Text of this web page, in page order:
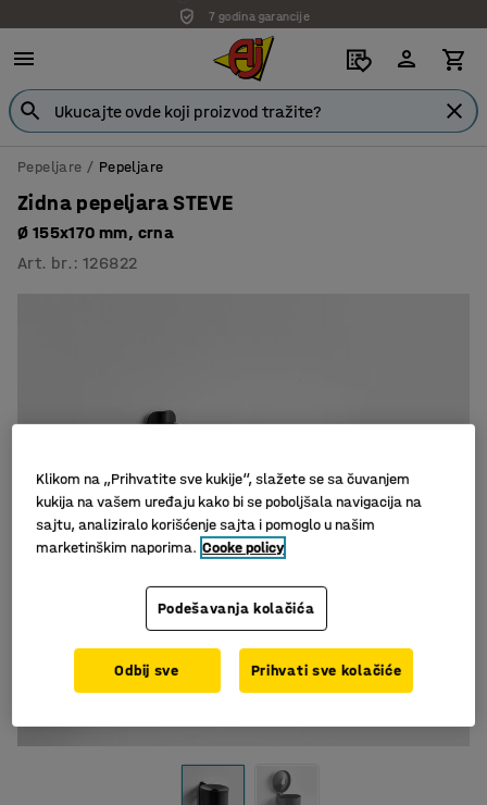
7 godina garancije
Pepeljare Pepeljare
Zidna pepeljara STEVE
Ø 155x170 mm, crna
Art. br. :126822
Klikom na „Prihvatite sve kukije“, slažete se sa čuvanjem
kukija na vašem uređaju kako bi se poboljšala navigacija na
sajtu, analiziralo korišćenje sajta i pomoglo u našim
marketinškim naporima. Cooke policy
Podešavanja kolačića
Odbij sve Prihvati sve kolačiće